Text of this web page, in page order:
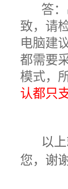
答
致，请
电脑建
都需要
模式，
认都只
以
您，谢